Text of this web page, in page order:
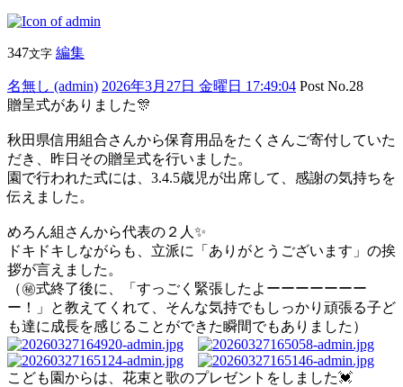
347文字 編集
名無し (admin) 2026年3月27日 金曜日 17:49:04 Post No.28
贈呈式がありました🎊
秋田県信用組合さんから保育用品をたくさんご寄付していた
だき、昨日その贈呈式を行いました。
園で行われた式には、3.4.5歳児が出席して、感謝の気持ちを
伝えました。
めろん組さんから代表の２人✨
ドキドキしながらも、立派に「ありがとうございます」の挨
拶が言えました。
（㊙️式終了後に、「すっごく緊張したよーーーーーーー
ー！」と教えてくれて、そんな気持でもしっかり頑張る子ど
も達に成長を感じることができた瞬間でもありました）
こども園からは、花束と歌のプレゼントをしました💓